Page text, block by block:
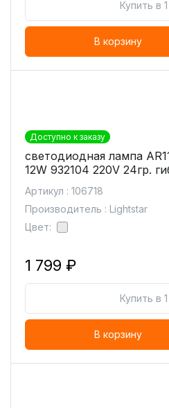
Купить в
В корзину
Доступно к заказу
светодиодная лампа
12W 932104 220V 24гр.
Артикул : 106718
Производитель : Lightstar
Цвет:
1 799 ₽
Купить в
В корзину